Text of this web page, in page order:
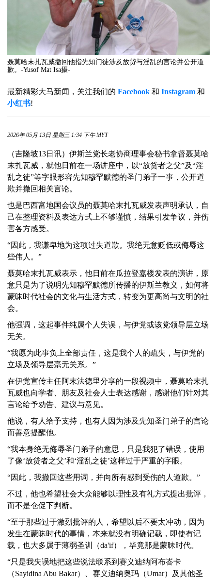
聂莫哈末扎瓦威撤回他指先知门徒涉及放贷与淫乱的言论并公开道
歉。-Yusof Mat Isa摄-
最新精彩大马新闻，关注我们的 Facebook 和 Instagram 和
小红书!
2026年 05月 13日 星期三 1:34 下午 MYT
（吉隆坡13日讯）伊斯兰党长老协商理事会秘书拿督聂莫哈
末扎瓦威，就他日前在一场讲座中，以“放贷者之父”及“淫
乱之徒”等字眼形容先知穆罕默德的圣门弟子一事，公开道
歉并撤回相关言论。
也是巴西富地国会议员的聂莫哈末扎瓦威发表声明承认，自
己在整理资料及表达方式上不够谨慎，结果引发争议，并伤
害各方感受。
“因此，我谦卑地为这项过失道歉。我绝无意贬低或侮辱这
些伟人。”
聂莫哈末扎瓦威表示，他日前在瓜拉登嘉楼发表的演讲，原
意只是为了说明先知穆罕默德所传播的伊斯兰教义，如何将
蒙昧时代社会的文化与生活方式，转变为更高尚与文明的社
会。
他强调，这起事件纯属个人失误，与伊党或该党领导层立场
无关。
“我愿为此事负上全部责任，这是我个人的疏失，与伊党的
立场及领导层毫无关系。”
在伊党宣传主任阿末法德里分享的一段视频中，聂莫哈末扎
瓦威也向学者、朋友及社会人士表达感谢，感谢他们针对其
言论给予劝告、建议与意见。
他说，有人给予支持，也有人因为涉及先知圣门弟子的言论
而善意提醒他。
“我本身绝无侮辱圣门弟子的意思，只是我犯了错误，使用
了像‘放贷者之父’和‘淫乱之徒’这样过于严重的字眼。
“因此，我撤回这些用词，并向所有感到受伤的人道歉。”
不过，他也希望社会大众能够以理性及有礼方式提出批评，
而不是仓促下判断。
“至于那些过于激烈批评的人，希望以后不要太冲动，因为
发生在蒙昧时代的事情，本来就没有明确记载，即使有记
载，也大多属于薄弱圣训（da'if），毕竟那是蒙昧时代。
“只是我失误地把这些说法联系到赛义迪纳阿布峇卡
（Sayidina Abu Bakar）、赛义迪纳奥玛（Umar）及其他圣